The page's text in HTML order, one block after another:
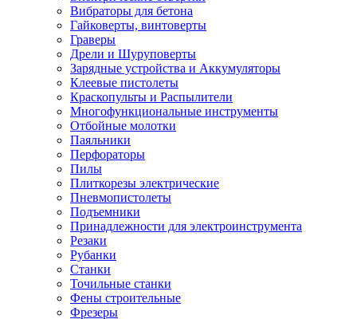
Вибраторы для бетона
Гайковерты, винтоверты
Граверы
Дрели и Шуруповерты
Зарядные устройства и Аккумуляторы
Клеевые пистолеты
Краскопульты и Распылители
Многофункциональные инструменты
Отбойные молотки
Паяльники
Перфораторы
Пилы
Плиткорезы электрические
Пневмопистолеты
Подъемники
Принадлежности для электроинструмента
Резаки
Рубанки
Станки
Точильные станки
Фены строительные
Фрезеры